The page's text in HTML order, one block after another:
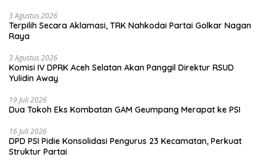
3 Agustus 2026
Terpilih Secara Aklamasi, TRK Nahkodai Partai Golkar Nagan
Raya
3 Agustus 2026
Komisi IV DPRK Aceh Selatan Akan Panggil Direktur RSUD
Yulidin Away
19 Juli 2026
Dua Tokoh Eks Kombatan GAM Geumpang Merapat ke PSI
16 Juli 2026
DPD PSI Pidie Konsolidasi Pengurus 23 Kecamatan, Perkuat
Struktur Partai